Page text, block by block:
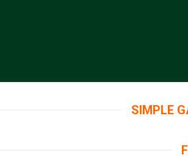
SIMPLE